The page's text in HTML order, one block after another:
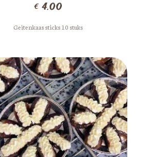
€4.00
Geitenkaas sticks 10 stuks